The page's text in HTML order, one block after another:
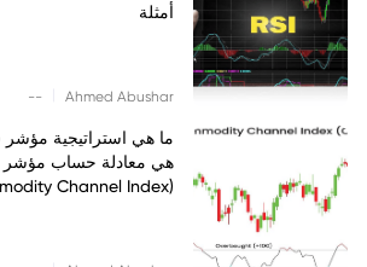
أمثلة
Ahmed Abushar
--
هي معادلة حساب مؤشر
(Commodity Channel Index)؟